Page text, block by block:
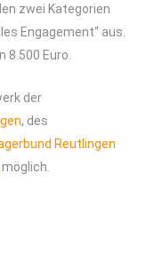
zwei Kategorien
Engagement“ aus.
8.500 Euro.
der
, des
Reutlingen
möglich.